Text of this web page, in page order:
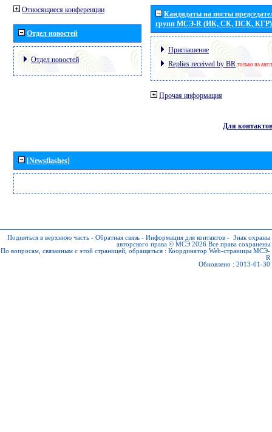
Относящиеся конференции
Отдел новостей
Отдел новостей
Кандидаты на посты
групп МСЭ-R (ИК, СК, ПСК, КГР)
Приглашение
Replies received by BR только на
Прочая информация
Для контактов
[Newsflashes]
Подняться в верхнюю часть - Обратная связь - Информация для контактов - Знак охраны
авторского права © МСЭ 2026 Все права сохранены
По вопросам, связанным с этой страницей, обращаться : Координатор Web-страницы МСЭ-
R
Обновлено : 2013-01-30